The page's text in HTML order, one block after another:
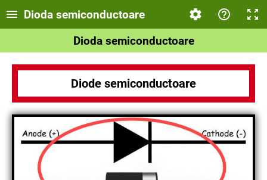
Dioda semiconductoare
Dioda semiconductoare
Diode semiconductoare